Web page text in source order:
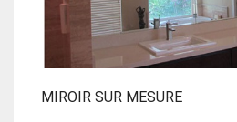
MIROIR SUR MESURE